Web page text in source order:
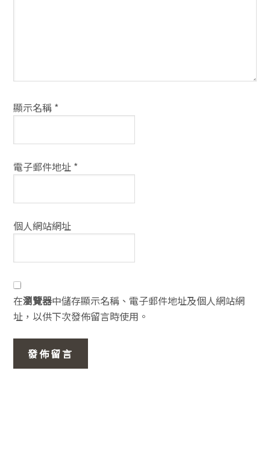
顯示名稱 *
電子郵件地址 *
個人網站網址
在瀏覽器中儲存顯示名稱、電子郵件地址及個人網站網
址，以供下次發佈留言時使用。